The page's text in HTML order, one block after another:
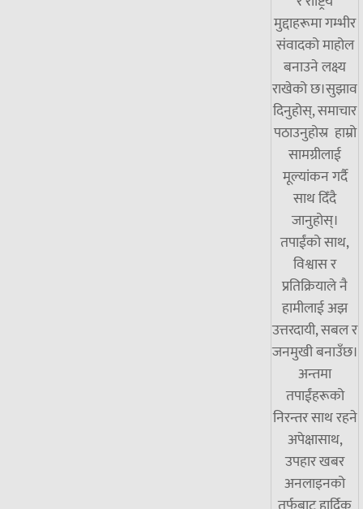
मुद्दाहरूमा गम्भीर
संवादको माहोल
बनाउने लक्ष्य
राखेको छ।सुझाव
दिनुहोस्, समाचार
पठाउनुहोस्र हाम्रो
सामग्रीलाई
मूल्यांकन गर्दै
साथ दिँदै
जानुहोस्।
तपाईंको साथ,
विश्वास र
प्रतिक्रियाले नै
हामीलाई अझ
उत्तरदायी, सबल र
जनमुखी बनाउँछ।
अन्तमा
तपाईंहरूको
निरन्तर साथ रहने
अपेक्षासाथ,
उपहार खबर
अनलाइनको